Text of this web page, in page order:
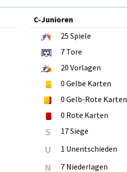
C-Junioren
25 Spiele
7 Tore
20 Vorlagen
0 Gelbe Karten
0 Gelb-Rote Karten
0 Rote Karten
S 17 Siege
U 1 Unentschieden
N 7 Niederlagen